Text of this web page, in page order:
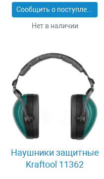
Сообщить о поступлении
Нет в наличии
Наушники защитные
Kraftool 11362